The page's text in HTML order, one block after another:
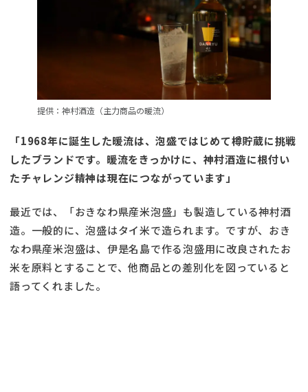
提供：神村酒造（主力商品の暖流）
「1968年に誕生した暖流は、泡盛ではじめて樽貯蔵に挑戦
したブランドです。暖流をきっかけに、神村酒造に根付い
たチャレンジ精神は現在につながっています」
最近では、「おきなわ県産米泡盛」も製造している神村酒
造。一般的に、泡盛はタイ米で造られます。ですが、おき
なわ県産米泡盛は、伊是名島で作る泡盛用に改良されたお
米を原料とすることで、他商品との差別化を図っていると
語ってくれました。